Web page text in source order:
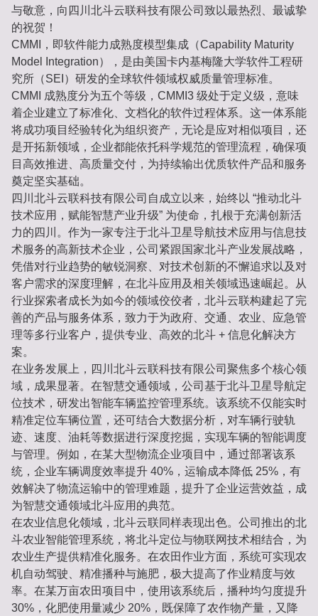
与敬意，向四川北斗云联科技有限公司致以最热烈、最诚挚
的祝贺！
CMMI，即软件能力成熟度模型集成（Capability Maturity
Model Integration），是由美国卡内基梅隆大学软件工程研
究所（SEI）研发的全球软件领域权威质量管理标准。
CMMI 成熟度分为五个等级，CMMI3 级处于定义级，意味
着企业建立了标准化、文档化的软件过程体系。这一体系能
将成功项目经验转化为组织资产，无论是应对相似项目，还
是开拓新领域，企业都能依托科学规范的管理流程，确保项
目高效推进、高质量交付，为持续输出优质软件产品和服务
奠定坚实基础。
四川北斗云联科技有限公司自成立以来，始终以 “推动北斗
技术应用，赋能智慧产业升级” 为使命，扎根于充满创新活
力的四川。作为一家专注于北斗卫星导航技术应用与信息技
术服务的高新技术企业，公司紧跟国家北斗产业发展战略，
凭借对行业趋势的敏锐洞察、对技术创新的不懈追求以及对
客户需求的深度理解，在北斗应用及相关领域迅速崛起。从
行业探索者成长为如今的领域佼佼者，北斗云联构建起了完
善的产品与服务体系，致力于为政府、交通、农业、应急管
理等多行业客户，提供专业、高效的北斗 + 信息化解决方
案。
在业务发展上，四川北斗云联科技有限公司聚焦多个核心领
域，成果显著。在智慧交通领域，公司基于北斗卫星导航定
位技术，研发出智能车辆监控管理系统。该系统不仅能实时
精准定位车辆位置，还可结合大数据分析，对车辆行驶轨
迹、速度、油耗等数据进行深度挖掘，实现车辆的智能调度
与管理。例如，在某大型物流企业项目中，通过部署该系
统，企业车辆调度效率提升 40%，运输成本降低 25%，有
效解决了物流运输中的管理难题，提升了企业运营效益，成
为智慧交通领域北斗应用的典范。
在农业信息化领域，北斗云联同样表现出色。公司推出的北
斗农业智能管理系统，将北斗定位与物联网技术相结合，为
农业生产提供精准化服务。在农田作业方面，系统可实现农
机自动驾驶、精准播种与施肥，极大提高了作业精度与效
率。在某万亩农田项目中，使用该系统后，播种均匀度提升
30%，化肥使用量减少 20%，既保障了农作物产量，又降